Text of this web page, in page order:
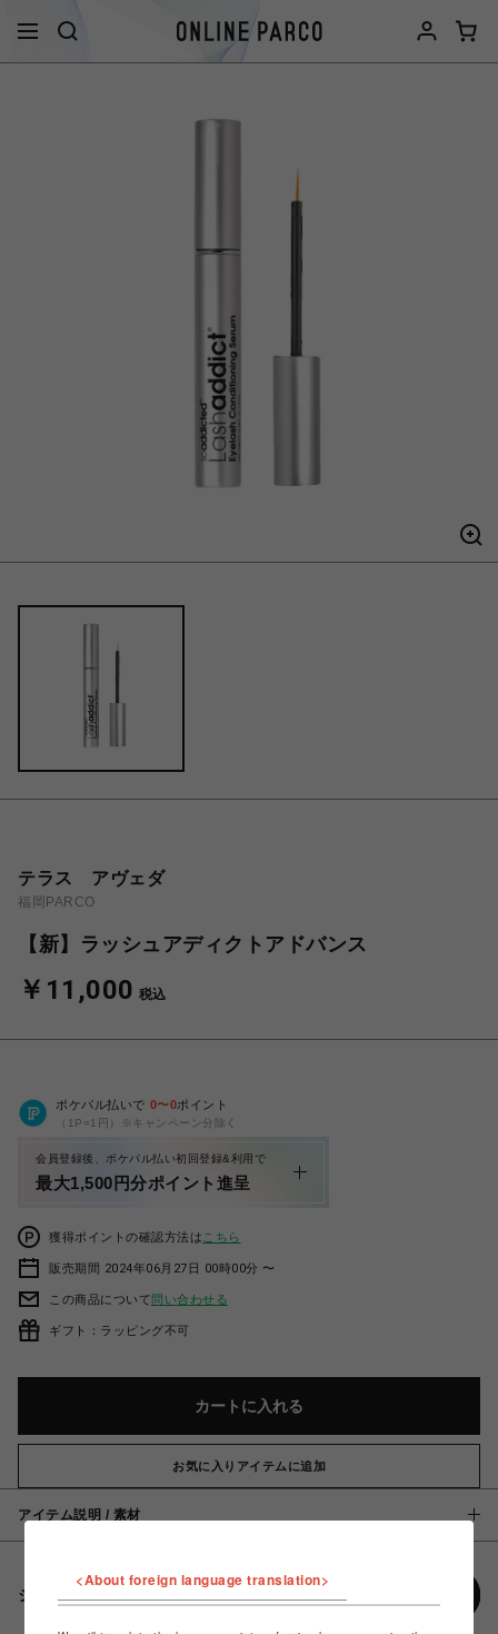
テラス アヴェダ
福岡PARCO
【新】ラッシュアディクトアドバンス
￥11,000 税込
ポケパル払いで 0〜0ポイント
（1P=1円）※キャンペーン分除く
会員登録後、ポケパル払い初回登録&利用で
最大1,500円分ポイント進呈
獲得ポイントの確認方法は こちら
販売期間 2024年06月27日 00時00分 〜
この商品について問い合わせる
ギフト：ラッピング不可
カートに入れる
お気に入りアイテムに追加
アイテム説明 / 素材
シェアする
<About foreign language translation>